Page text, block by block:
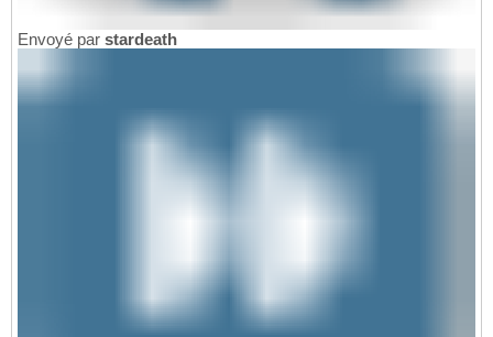
Envoyé par stardeath